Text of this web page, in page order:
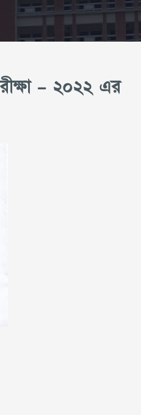
– ২০২২ এর